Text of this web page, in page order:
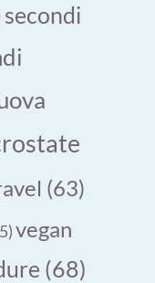
secondi
(63)
vegan
(68)